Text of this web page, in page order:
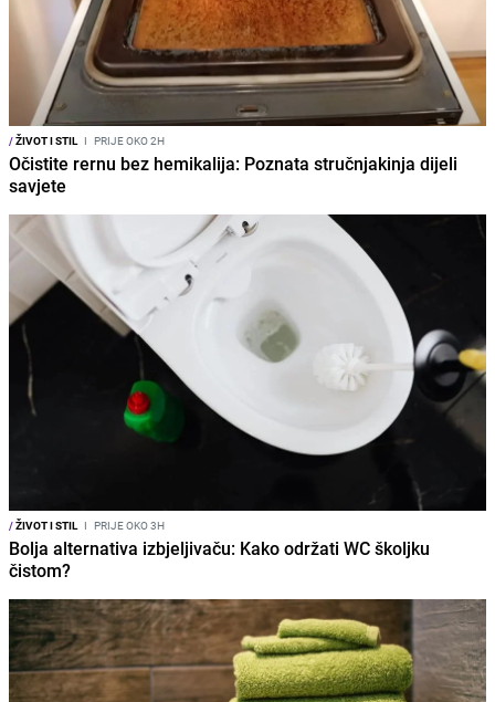
/ŽIVOT I STIL I PRIJE OKO 2H
Očistite rernu bez hemikalija: Poznata stručnjakinja dijeli
savjete
/ŽIVOT I STIL I PRIJE OKO 3H
Bolja alternativa izbjeljivaču: Kako održati WC školjku
čistom?